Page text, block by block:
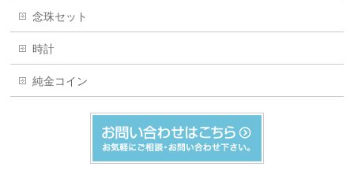
念珠セット
時計
純金コイン